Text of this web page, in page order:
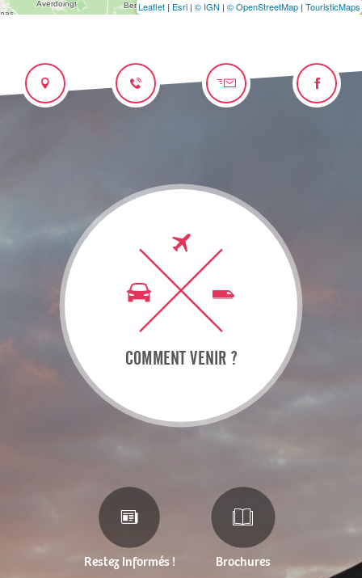
Leaflet | Esri | © IGN | © OpenStreetMap | TouristicMaps
COMMENT VENIR ?
Restez Informés ! Brochures